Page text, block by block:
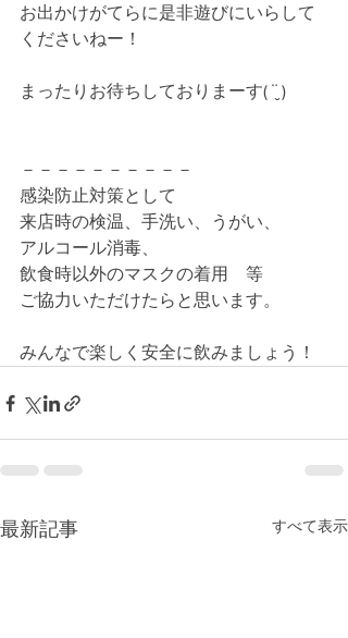
お出かけがてらに是非遊びにいらして
くださいねー！
まったりお待ちしておりまーす( ¨̮ )
－－－－－－－－－－
感染防止対策として
来店時の検温、手洗い、うがい、
アルコール消毒、
飲食時以外のマスクの着用　等
ご協力いただけたらと思います。
みんなで楽しく安全に飲みましょう！
最新記事 すべて表示